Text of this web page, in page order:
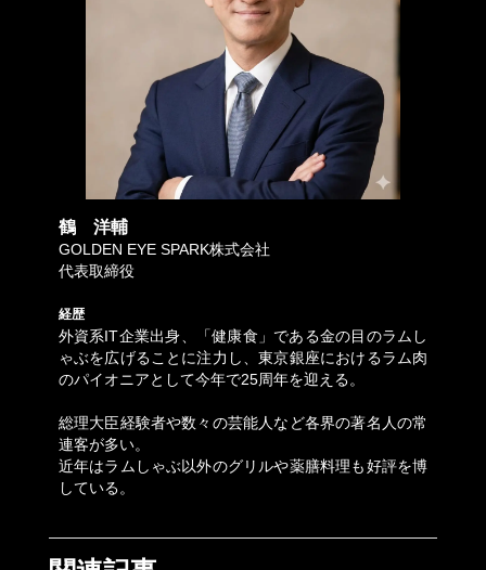
鶴 洋輔
GOLDEN EYE SPARK株式会社
代表取締役
経歴
外資系IT企業出身、「健康食」である金の目のラムし
ゃぶを広げることに注力し、東京銀座におけるラム肉
のパイオニアとして今年で25周年を迎える。
総理大臣経験者や数々の芸能人など各界の著名人の常
連客が多い。
近年はラムしゃぶ以外のグリルや薬膳料理も好評を博
している。